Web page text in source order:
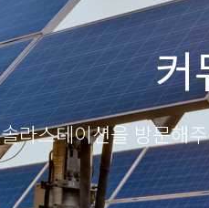
커
솔라스테이션을 방문해